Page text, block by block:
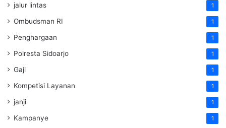
jalur lintas 1
Ombudsman RI 1
Penghargaan 1
Polresta Sidoarjo 1
Gaji 1
Kompetisi Layanan 1
janji 1
Kampanye 1